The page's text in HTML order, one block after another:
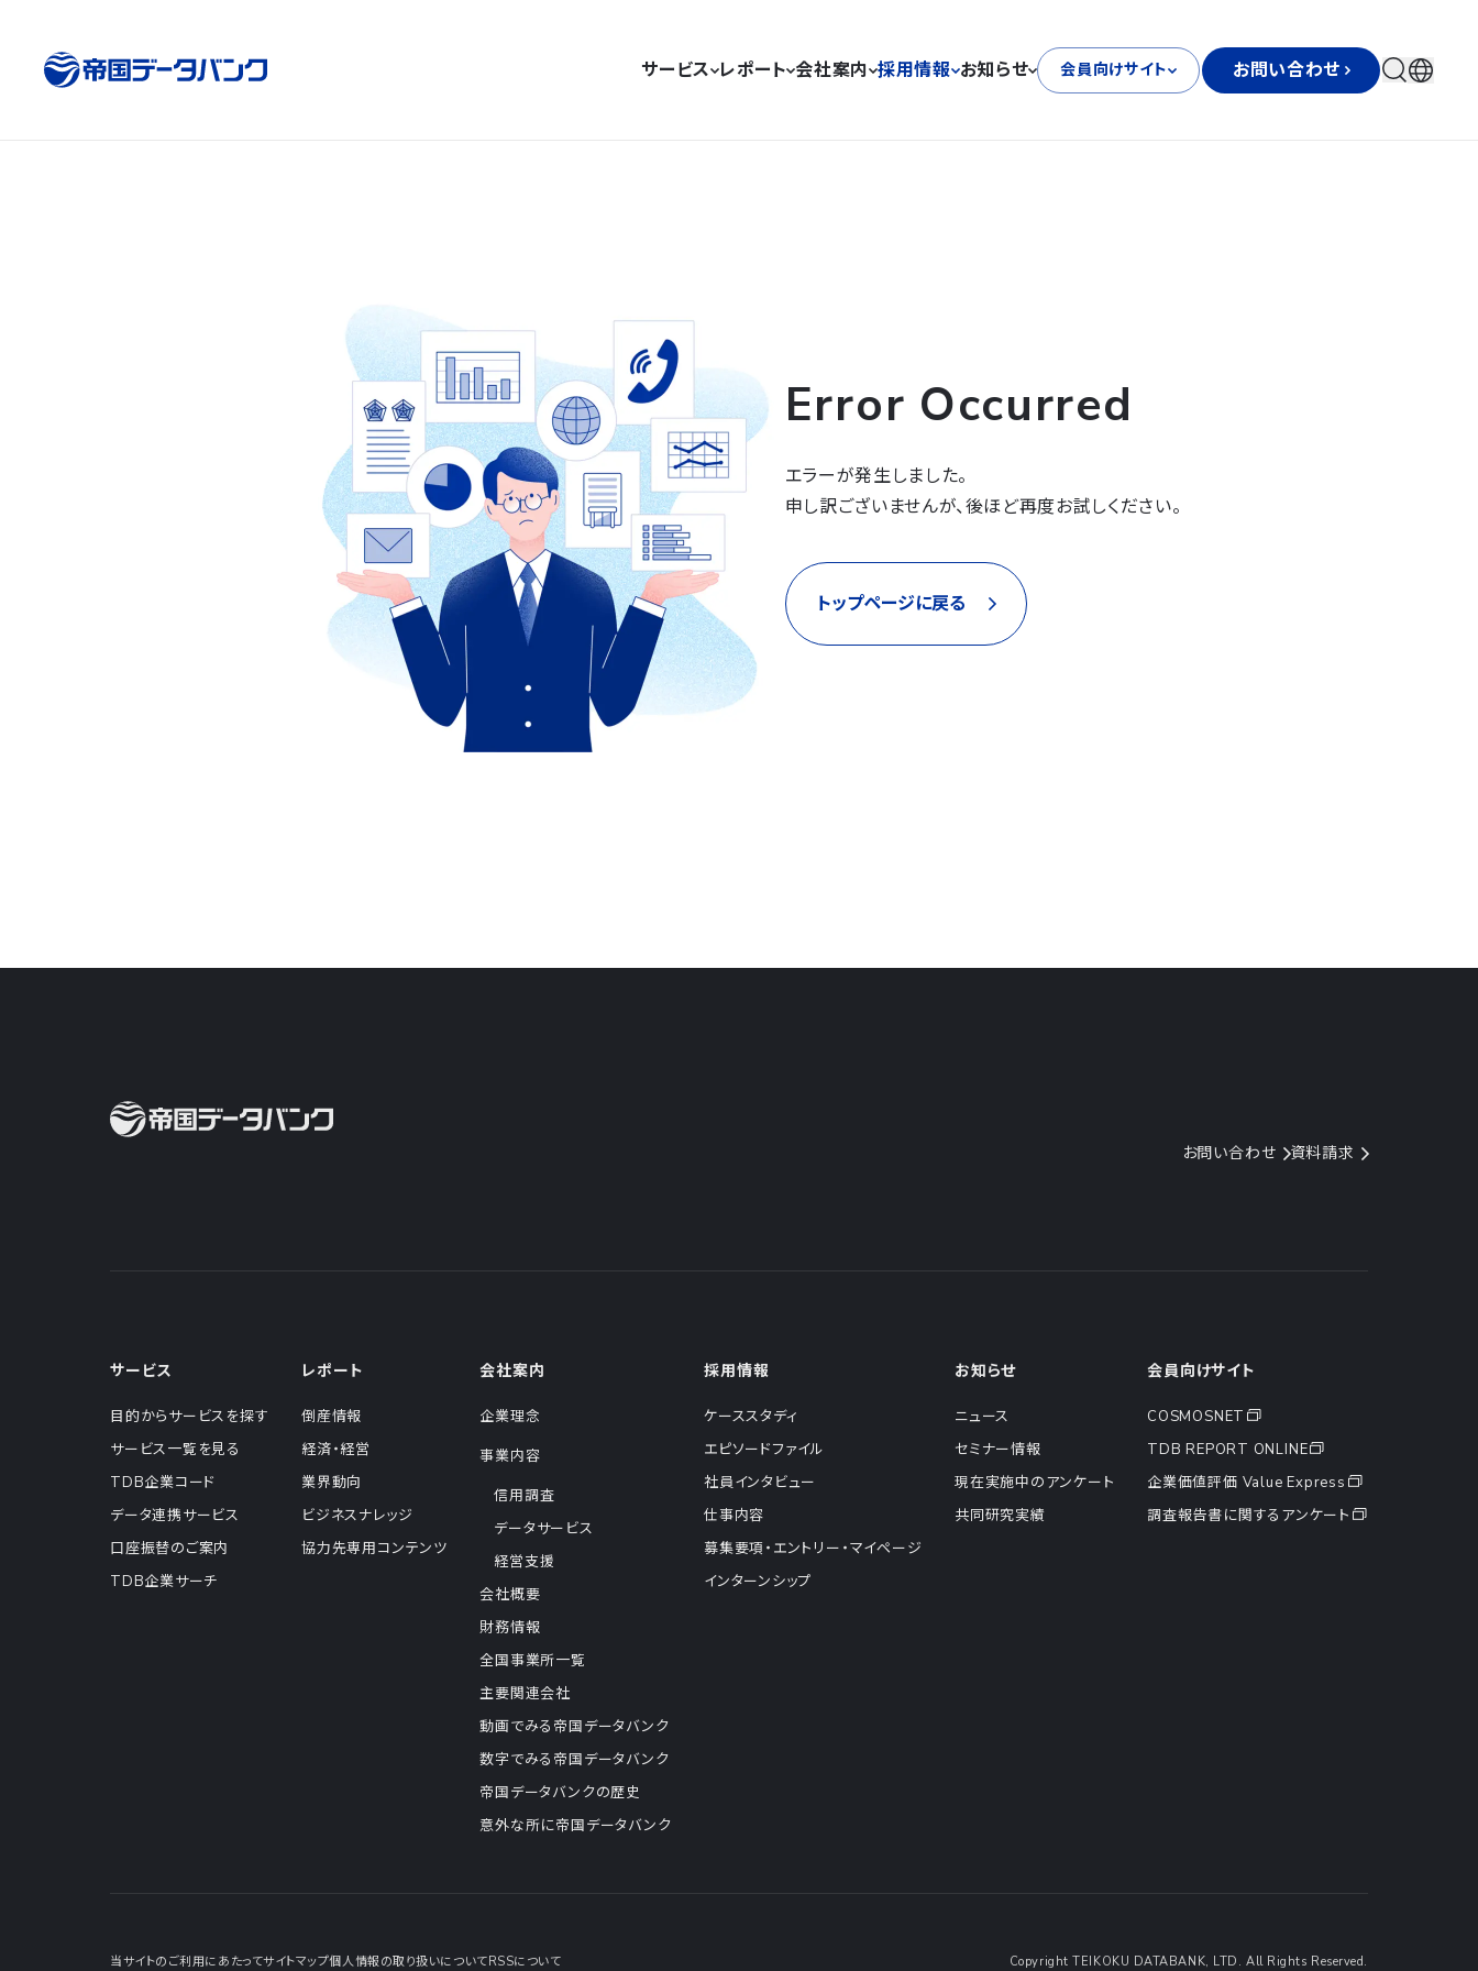
サービス レポート 会社案内 採用情報 お知らせ 会員向けサイト お問い合わせ
Error Occurred
エラーが発生しました。
申し訳ございませんが、後ほど再度お試しください。
トップページに戻る
お問い合わせ 資料請求
サービス
目的からサービスを探す
サービス一覧を見る
TDB企業コード
データ連携サービス
口座振替のご案内
TDB企業サーチ
レポート
倒産情報
経済・経営
業界動向
ビジネスナレッジ
協力先専用コンテンツ
会社案内
企業理念
事業内容
信用調査
データサービス
経営支援
会社概要
財務情報
全国事業所一覧
主要関連会社
動画でみる帝国データバンク
数字でみる帝国データバンク
帝国データバンクの歴史
意外な所に帝国データバンク
採用情報
ケーススタディ
エピソードファイル
社員インタビュー
仕事内容
募集要項・エントリー・マイページ
インターンシップ
お知らせ
ニュース
セミナー情報
現在実施中のアンケート
共同研究実績
会員向けサイト
COSMOSNET
TDB REPORT ONLINE
企業価値評価 Value Express
調査報告書に関するアンケート
当サイトのご利用にあたってサイトマップ個人情報の取り扱いについてRSSについて Copyright TEIKOKU DATABANK, LTD. All Rights Reserved.